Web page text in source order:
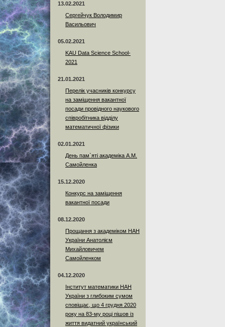
13.02.2021
Сергейчук Володимир
Васильович
05.02.2021
KAU Data Science School-
2021
21.01.2021
Перелік учасників конкурсу
на заміщення вакантної
посади провідного наукового
співробітника відділу
математичної фізики
02.01.2021
День пам`яті академіка А.М.
Самойленка
15.12.2020
Конкурс на заміщення
вакантної посади
08.12.2020
Прощання з академіком НАН
України Анатолієм
Михайловичем
Самойленком
04.12.2020
Інститут математики НАН
України з глибоким сумом
сповіщає, що 4 грудня 2020
року на 83-му році пішов із
життя видатний український